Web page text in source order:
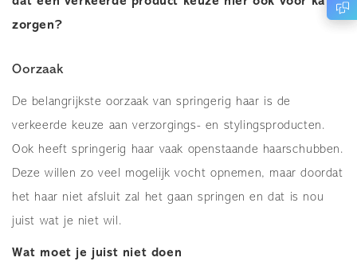
zorgen?
Oorzaak
De belangrijkste oorzaak van springerig haar is de
verkeerde keuze aan verzorgings- en stylingsproducten.
Ook heeft springerig haar vaak openstaande haarschubben.
Deze willen zo veel mogelijk vocht opnemen, maar doordat
het haar niet afsluit zal het gaan springen en dat is nou
juist wat je niet wil.
Wat moet je juist niet doen